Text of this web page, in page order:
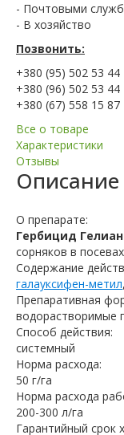
- Почтовыми
- В хозяйство
Позвонить:
+380 (95) 502 53 44
+380 (96) 502 53 44
+380 (67) 558 15 87
Все о товаре
Характеристики
Отзывы
Описание
О препарате:
Гербицид
сорняков в
Содержание
галауксифен-метил
Препаративная
водорастворимые
Способ действия:
системный
Норма расхода:
50 г/га
Норма расхода
200-300 л/га
Гарантийный срок